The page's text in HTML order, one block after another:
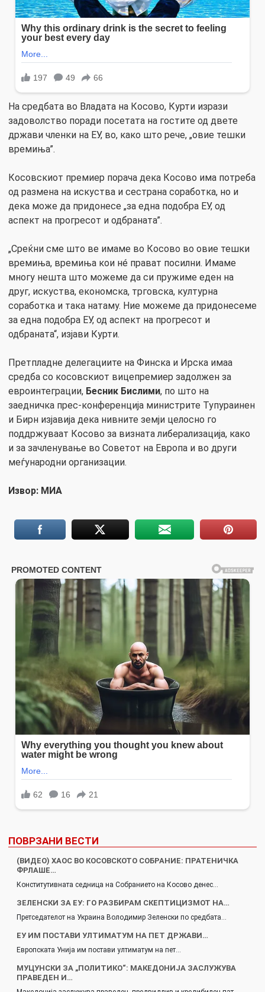
На средбата во Владата на Косово, Курти изрази
задоволство поради посетата на гостите од двете
држави членки на ЕУ, во, како што рече, „овие тешки
времиња”.
Косовскиот премиер порача дека Косово има потреба
од размена на искуства и сестрана соработка, но и
дека може да придонесе „за една подобра ЕУ, од
аспект на прогресот и одбраната”.
„Среќни сме што ве имаме во Косово во овие тешки
времиња, времиња кои нé прават посилни. Имаме
многу нешта што можеме да си пружиме еден на
друг, искуства, економска, трговска, културна
соработка и така натаму. Ние можеме да придонесеме
за една подобра ЕУ, од аспект на прогресот и
одбраната“, изјави Курти.
Претпладне делегациите на Финска и Ирска имаа
средба со косовскиот вицепремиер задолжен за
евроинтеграции, Бесник Бислими, по што на
заедничка прес-конференција министрите Тупураинен
и Бирн изјавија дека нивните земји целосно го
поддржуваат Косово за визната либерализација, како
и за зачленување во Советот на Европа и во други
меѓународни организации.
Извор: МИА
ПОВРЗАНИ ВЕСТИ
(ВИДЕО) ХАОС ВО КОСОВСКОТО СОБРАНИЕ: ПРАТЕНИЧКА
ФРЛАШЕ…
Конститутивната седница на Собранието на Косово денес…
ЗЕЛЕНСКИ ЗА ЕУ: ГО РАЗБИРАМ СКЕПТИЦИЗМОТ НА…
Претседателот на Украина Володимир Зеленски по средбата…
ЕУ ИМ ПОСТАВИ УЛТИМАТУМ НА ПЕТ ДРЖАВИ…
Европската Унија им постави ултиматум на пет…
МУЦУНСКИ ЗА „ПОЛИТИКО“: МАКЕДОНИЈА ЗАСЛУЖУВА
ПРАВЕДЕН И…